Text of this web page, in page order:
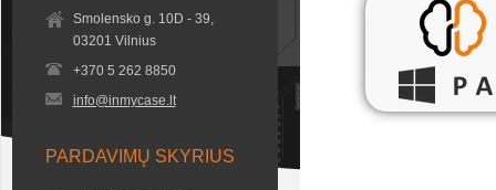
Smolensko g. 10D - 39,
03201 Vilnius
+370 5 262 8850
info@inmycase.lt
PARDAVIMŲ SKYRIUS